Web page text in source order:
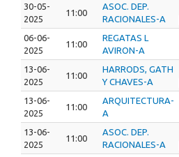
30-05-
2025
11:00
ASOC. DEP.
RACIONALES-A
06-06-
2025
11:00
REGATAS L
AVIRON-A
13-06-
2025
11:00
HARRODS, GATH
Y CHAVES-A
13-06-
2025
11:00
ARQUITECTURA-
A
13-06-
2025
11:00
ASOC. DEP.
RACIONALES-A